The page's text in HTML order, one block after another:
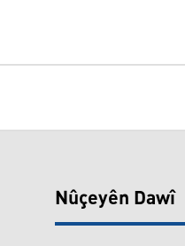
Nûçeyên Dawî